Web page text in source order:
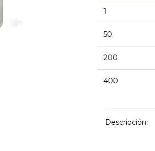
1
50
200
400
Descripción: